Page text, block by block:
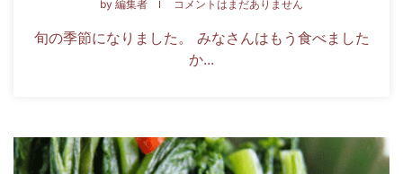
by 編集者 コメントはまだありません
旬の季節になりました。 みなさんはもう食べました
か...